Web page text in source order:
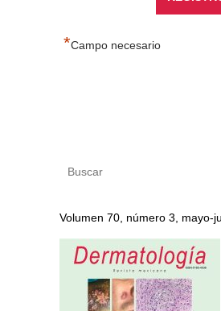
*Campo necesario
Volumen 70, número 3, mayo-